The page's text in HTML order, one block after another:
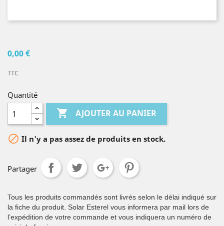
0,00 €
TTC
Quantité
 AJOUTER AU PANIER
 Il n'y a pas assez de produits en stock.
Partager
Tous les produits commandés sont livrés selon le délai indiqué sur
la fiche du produit. Solar Esterel vous informera par mail lors de
l’expédition de votre commande et vous indiquera un numéro de